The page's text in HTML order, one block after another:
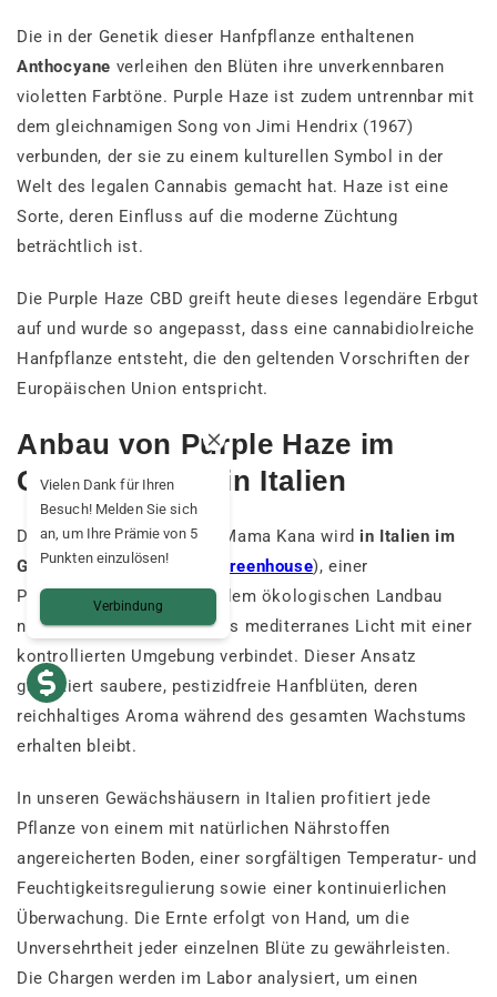
Die in der Genetik dieser Hanfpflanze enthaltenen
Anthocyane verleihen den Blüten ihre unverkennbaren
violetten Farbtöne. Purple Haze ist zudem untrennbar mit
dem gleichnamigen Song von Jimi Hendrix (1967)
verbunden, der sie zu einem kulturellen Symbol in der
Welt des legalen Cannabis gemacht hat. Haze ist eine
Sorte, deren Einfluss auf die moderne Züchtung
beträchtlich ist.
Die Purple Haze CBD greift heute dieses legendäre Erbgut
auf und wurde so angepasst, dass eine cannabidiolreiche
Hanfpflanze entsteht, die den geltenden Vorschriften der
Europäischen Union entspricht.
Anbau von Purple Haze im
Gewächshaus in Italien
Die Purple Haze CBD von Mama Kana wird in Italien im
Gewächshaus angebaut
Greenhouse), einer
Produktionsmethode, die dem ökologischen Landbau
nahekommt und natürliches mediterranes Licht mit einer
kontrollierten Umgebung verbindet. Dieser Ansatz
garantiert saubere, pestizidfreie Hanfblüten, deren
reichhaltiges Aroma während des gesamten Wachstums
erhalten bleibt.
In unseren Gewächshäusern in Italien profitiert jede
Pflanze von einem mit natürlichen Nährstoffen
angereicherten Boden, einer sorgfältigen Temperatur- und
Feuchtigkeitsregulierung sowie einer kontinuierlichen
Überwachung. Die Ernte erfolgt von Hand, um die
Unversehrtheit jeder einzelnen Blüte zu gewährleisten.
Die Chargen werden im Labor analysiert, um einen
Vielen Dank für Ihren
Besuch! Melden Sie sich
an, um Ihre Prämie von 5
Punkten einzulösen!
Verbindung